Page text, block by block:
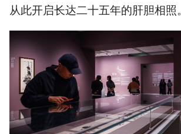
从此开启长达二十五年的肝胆相照。